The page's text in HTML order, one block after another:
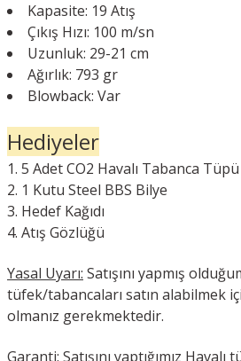
Kapasite: 19 Atış
Çıkış Hızı: 100 m/sn
Uzunluk: 29-21 cm
Ağırlık: 793 gr
Blowback: Var
Hediyeler
5 Adet CO2 Havalı Tabanca Tüpü
1 Kutu Steel BBS Bilye
Hedef Kağıdı
Atış Gözlüğü
Yasal Uyarı: Satışını yapmış
tüfek/tabancaları satın alabilmek
olmanız gerekmektedir.
Garanti: Satışını yaptığımız